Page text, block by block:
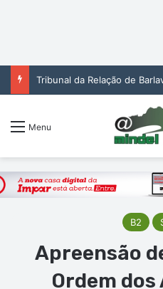
Menu
B2
Apreensão
Ordem dos